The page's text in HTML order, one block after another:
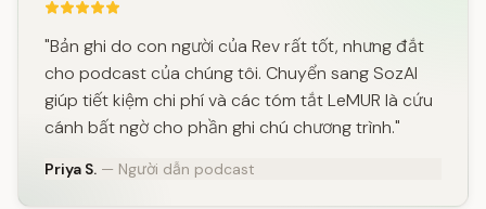
"Bản ghi do con người của Rev rất tốt, nhưng đắt
cho podcast của chúng tôi. Chuyển sang SozAI
giúp tiết kiệm chi phí và các tóm tắt LeMUR là cứu
cánh bất ngờ cho phần ghi chú chương trình."
Priya S. — Người dẫn podcast